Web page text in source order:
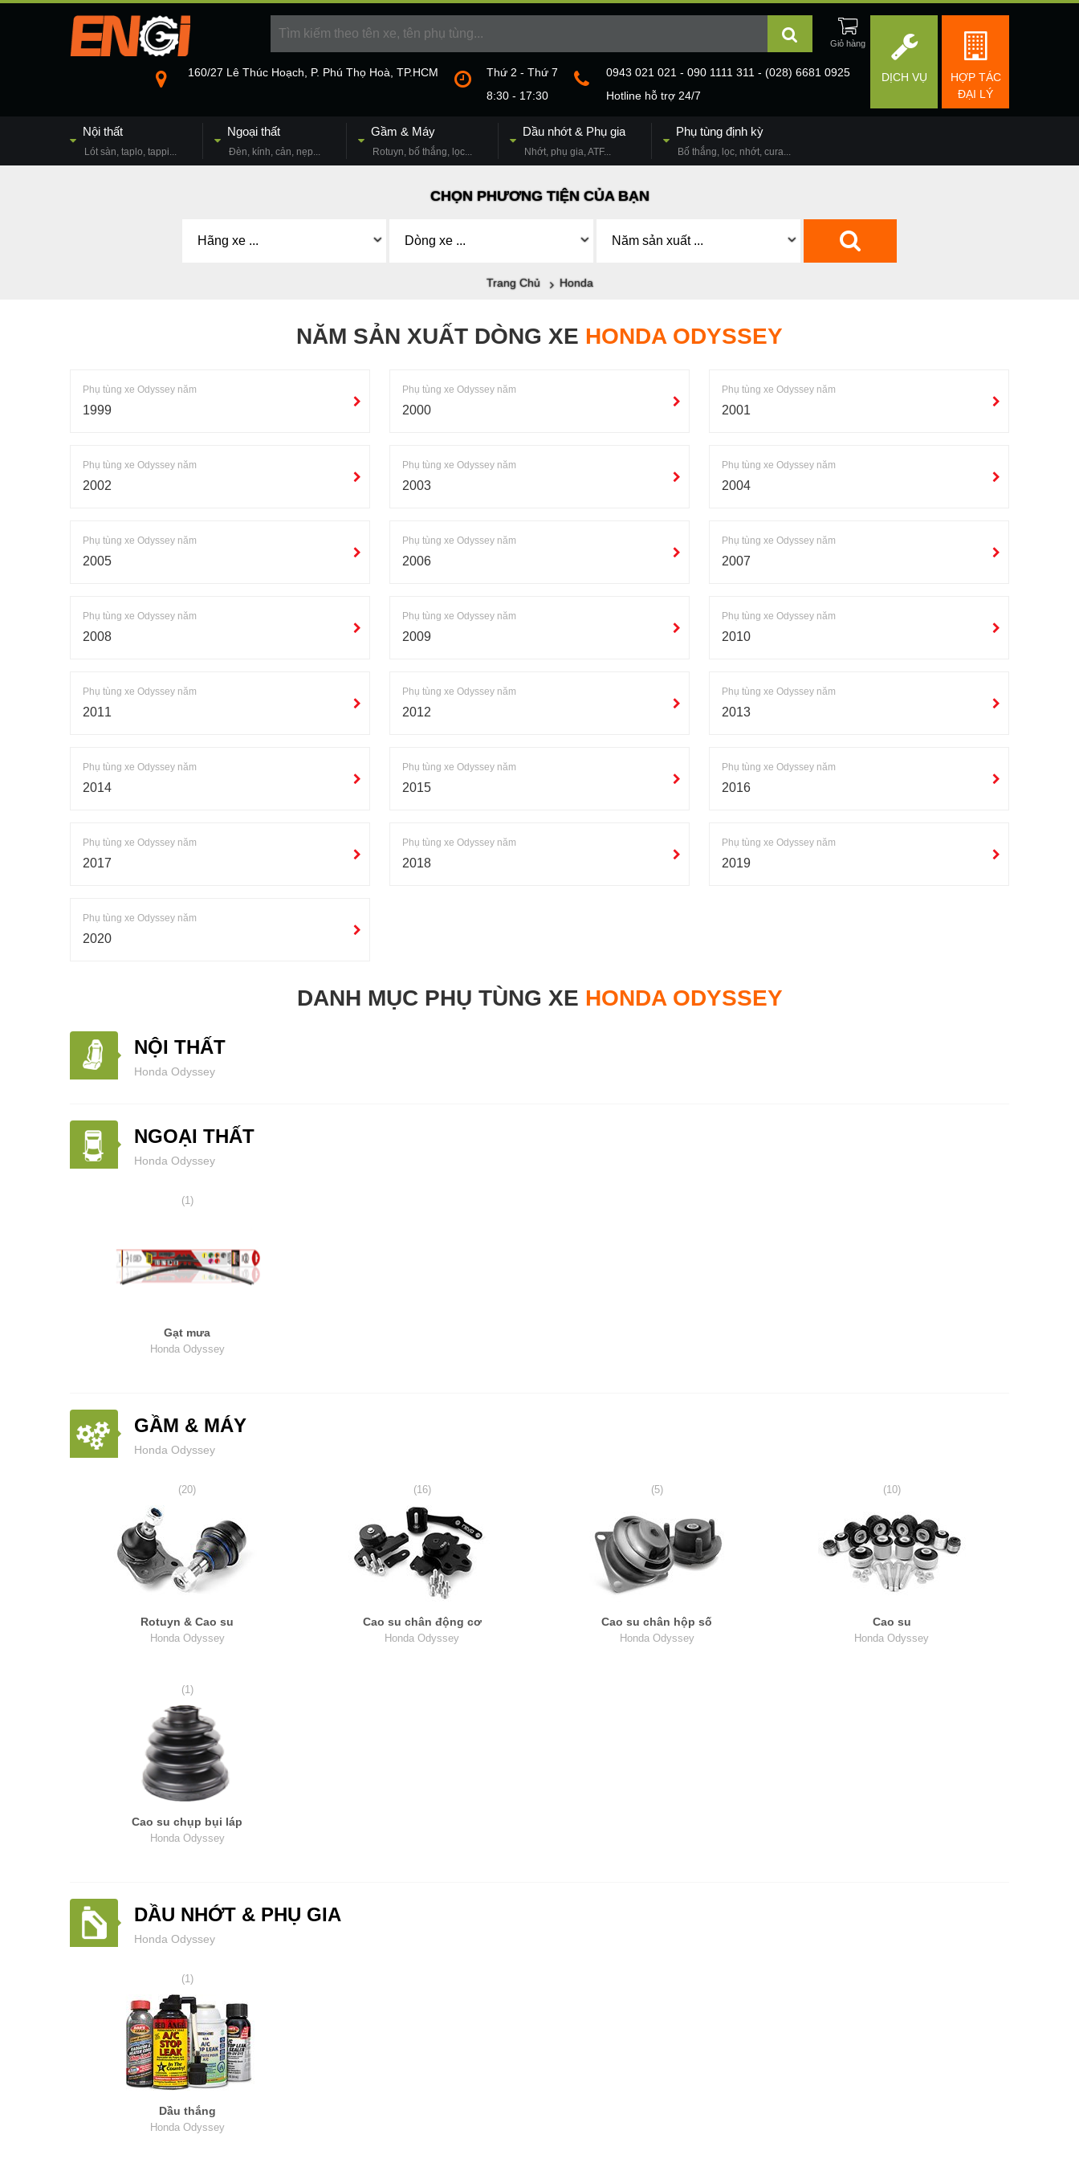
HỢP TÁC
ĐẠI LÝ
DỊCH VỤ
160/27 Lê Thúc Hoạch, P. Phú Thọ Hoà, TP.HCM
Thứ 2 - Thứ 7
8:30 - 17:30
0943 021 021 - 090 1111 311 - (028) 6681 0925
Hotline hỗ trợ 24/7
Nội thất
Lót sàn, taplo, tappi...
Ngoại thất
Đèn, kính, cản, nẹp...
Gầm & Máy
Rotuyn, bố thắng, lọc...
Dầu nhớt & Phụ gia
Nhớt, phụ gia, ATF...
Phụ tùng định kỳ
Bố thắng, lọc, nhớt, cura...
CHỌN PHƯƠNG TIỆN CỦA BẠN
Trang Chủ Honda
NĂM SẢN XUẤT DÒNG XE HONDA ODYSSEY
Phụ tùng xe Odyssey năm
1999
Phụ tùng xe Odyssey năm
2000
Phụ tùng xe Odyssey năm
2001
Phụ tùng xe Odyssey năm
2002
Phụ tùng xe Odyssey năm
2003
Phụ tùng xe Odyssey năm
2004
Phụ tùng xe Odyssey năm
2005
Phụ tùng xe Odyssey năm
2006
Phụ tùng xe Odyssey năm
2007
Phụ tùng xe Odyssey năm
2008
Phụ tùng xe Odyssey năm
2009
Phụ tùng xe Odyssey năm
2010
Phụ tùng xe Odyssey năm
2011
Phụ tùng xe Odyssey năm
2012
Phụ tùng xe Odyssey năm
2013
Phụ tùng xe Odyssey năm
2014
Phụ tùng xe Odyssey năm
2015
Phụ tùng xe Odyssey năm
2016
Phụ tùng xe Odyssey năm
2017
Phụ tùng xe Odyssey năm
2018
Phụ tùng xe Odyssey năm
2019
Phụ tùng xe Odyssey năm
2020
DANH MỤC PHỤ TÙNG XE HONDA ODYSSEY
NỘI THẤT
Honda Odyssey
NGOẠI THẤT
Honda Odyssey
(1)
Gạt mưa
Honda Odyssey
GẦM & MÁY
Honda Odyssey
(20)
Rotuyn & Cao su
Honda Odyssey
(16)
Cao su chân động cơ
Honda Odyssey
(5)
Cao su chân hộp số
Honda Odyssey
(10)
Cao su
Honda Odyssey
(1)
Cao su chụp bụi láp
Honda Odyssey
DẦU NHỚT & PHỤ GIA
Honda Odyssey
(1)
Dầu thắng
Honda Odyssey